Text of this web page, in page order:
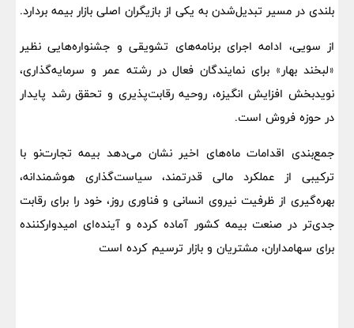
بلندی در مسیر تبدیل‌شدن به یکی از بازیگران اصلی بازار بیمه بردارد.
از سویی، ادامه اجرای برنامه‌های تشویقی و جشنواره‌هایی نظیر
«لبخند بهار» برای نمایندگان فعال در رشته عمر و سرمایه‌گذاری،
نویدبخش افزایش انگیزه، روحیه رقابت‌پذیری و تحقق رشد پایدار
در حوزه فروش است.
جمع‌بندی اقدامات ماه‌های اخیر نشان می‌دهد بیمه تجارت‌نو با
ترکیبی از عملکرد مالی قدرتمند، سیاست‌گذاری هوشمندانه،
بهره‌گیری از ظرفیت نیروی انسانی و فناوری روز، خود را برای رقابت
جدی‌تر در صنعت بیمه کشور آماده کرده و آینده‌ای امیدوارکننده
برای سهامداران، مشتریان و بازار ترسیم کرده است